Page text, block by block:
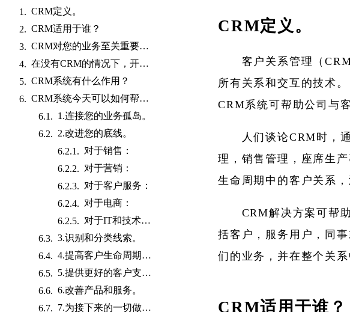
CRM定义。
CRM适用于谁？
CRM对您的业务至关重要的原因。
在没有CRM的情况下，开展业务可能会浪费您的钱。
CRM系统有什么作用？
CRM系统今天可以如何帮助您的业务。
1.连接您的业务孤岛。
2.改进您的底线。
对于销售：
对于营销：
对于客户服务：
对于电商：
对于IT和技术领导者：
3.识别和分类线索。
4.提高客户生命周期价值。
5.提供更好的客户支持。
6.改善产品和服务。
7.为接下来的一切做好准备。
CRM定义。
客户关系管理（
所有关系和交互的技术
CRM系统可帮助公司与
人们谈论CRM时，
理，销售管理，座席生
生命周期中的客户关系
CRM解决方案可帮
括客户，服务用户，同
们的业务，并在整个关
CRM适用于谁？